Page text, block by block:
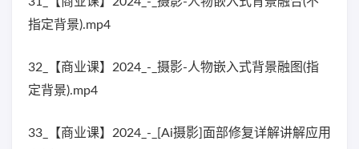
指定背景).mp4
32_【商业课】2024_-_摄影-人物嵌入式背景融图(指
定背景).mp4
33_【商业课】2024_-_[Ai摄影]面部修复详解讲解应用